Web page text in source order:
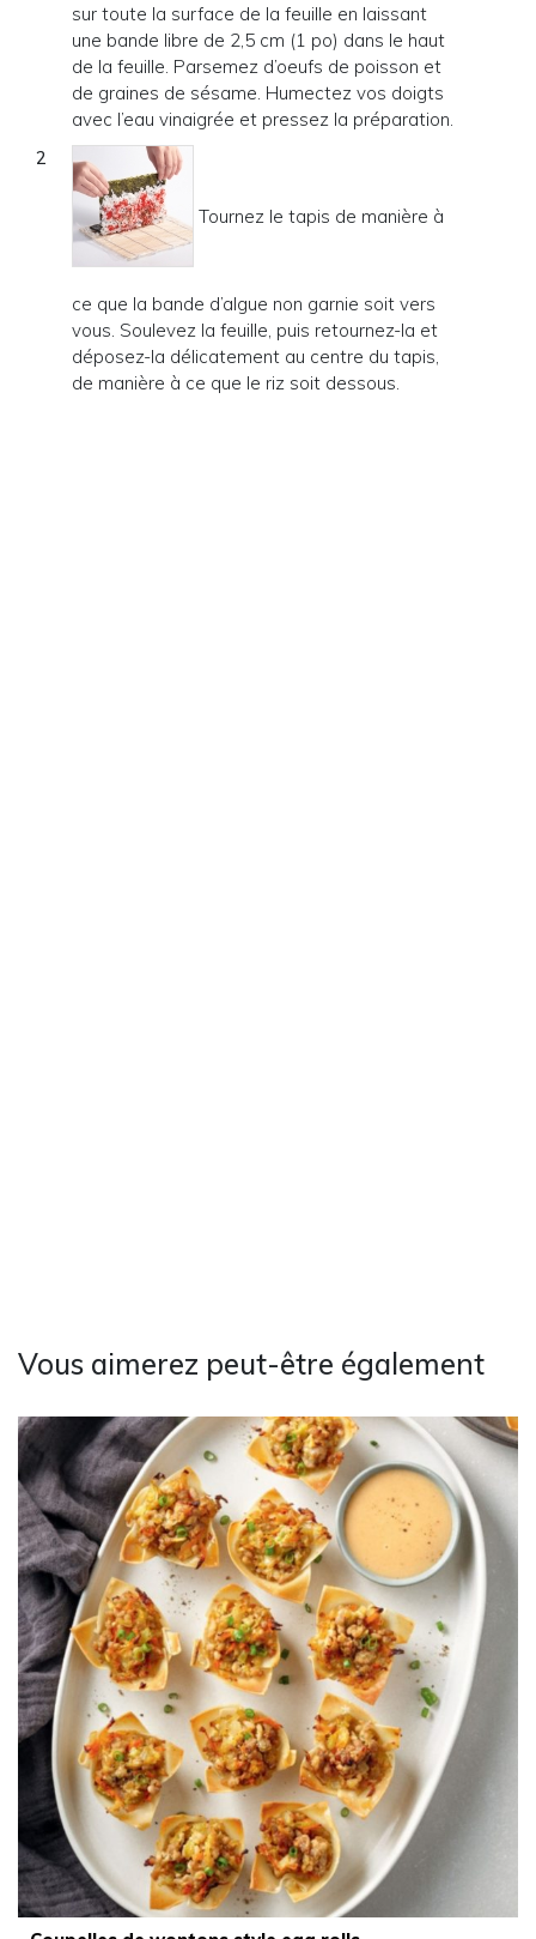
sur toute la surface de la feuille en laissant
une bande libre de 2,5 cm (1 po) dans le haut
de la feuille. Parsemez d’oeufs de poisson et
de graines de sésame. Humectez vos doigts
avec l’eau vinaigrée et pressez la préparation.
Tournez le tapis de manière à
ce que la bande d’algue non garnie soit vers
vous. Soulevez la feuille, puis retournez-la et
déposez-la délicatement au centre du tapis,
de manière à ce que le riz soit dessous.
Vous aimerez peut-être également